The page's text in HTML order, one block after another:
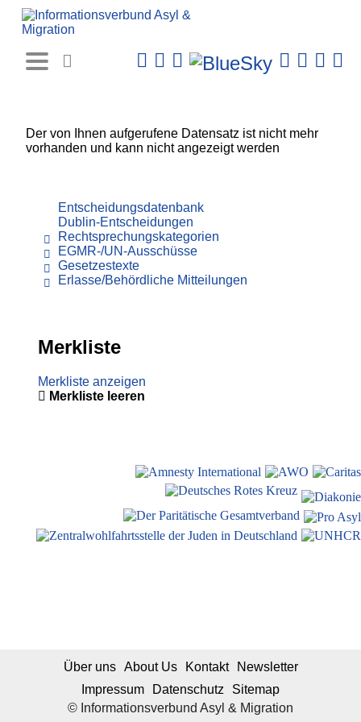
Der von Ihnen aufgerufene Datensatz ist nicht mehr
vorhanden und kann nicht angezeigt werden
Entscheidungsdatenbank
Dublin-Entscheidungen
Rechtsprechungskategorien
EGMR-/UN-Ausschüsse
Gesetzestexte
Erlasse/Behördliche Mitteilungen
Merkliste
Merkliste anzeigen
Merkliste leeren
© Informationsverbund Asyl & Migration
Über uns About Us Kontakt
Newsletter
Impressum
Datenschutz Sitemap